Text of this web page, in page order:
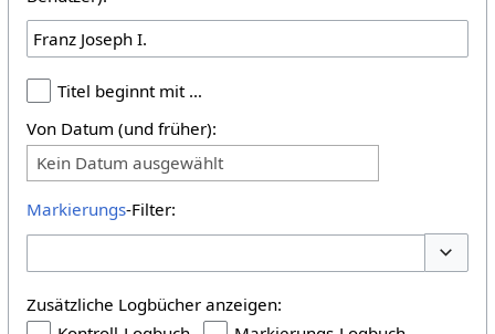
Titel beginnt mit …
Von Datum (und früher):
Kein Datum ausgewählt
Markierungs-Filter:
Zusätzliche Logbücher anzeigen: